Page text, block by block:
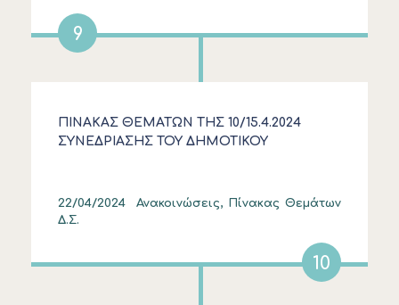
9
ΠΙΝΑΚΑΣ ΘΕΜΑΤΩΝ ΤΗΣ 10/15.4.2024
ΣΥΝΕΔΡΙΑΣΗΣ ΤΟΥ ΔΗΜΟΤΙΚΟΥ
22/04/2024 Ανακοινώσεις, Πίνακας Θεμάτων
Δ.Σ.
10